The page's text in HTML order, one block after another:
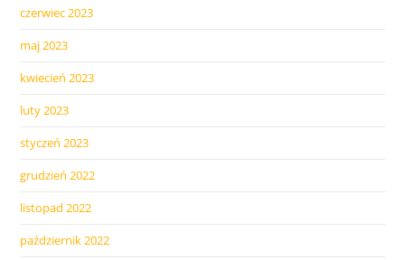
czerwiec 2023
maj 2023
kwiecień 2023
luty 2023
styczeń 2023
grudzień 2022
listopad 2022
październik 2022